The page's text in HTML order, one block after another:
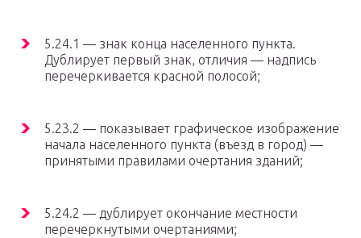
5.24.1 — знак конца населенного пункта.
Дублирует первый знак, отличия — надпись
перечеркивается красной полосой;
5.23.2 — показывает графическое изображение
начала населенного пункта (въезд в город) —
принятыми правилами очертания зданий;
5.24.2 — дублирует окончание местности
перечеркнутыми очертаниями;